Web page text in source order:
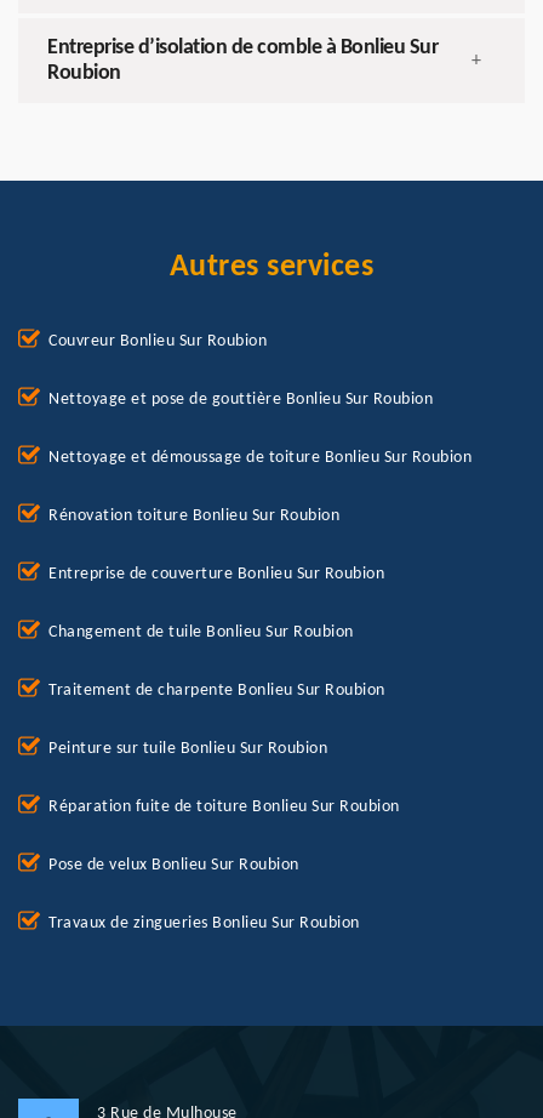
Entreprise d’isolation de comble à Bonlieu Sur
Roubion
+
Autres services
Couvreur Bonlieu Sur Roubion
Nettoyage et pose de gouttière Bonlieu Sur Roubion
Nettoyage et démoussage de toiture Bonlieu Sur Roubion
Rénovation toiture Bonlieu Sur Roubion
Entreprise de couverture Bonlieu Sur Roubion
Changement de tuile Bonlieu Sur Roubion
Traitement de charpente Bonlieu Sur Roubion
Peinture sur tuile Bonlieu Sur Roubion
Réparation fuite de toiture Bonlieu Sur Roubion
Pose de velux Bonlieu Sur Roubion
Travaux de zingueries Bonlieu Sur Roubion
3 Rue de Mulhouse